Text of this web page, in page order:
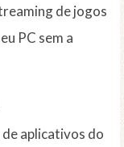
de jogos
PC sem a
aplicativos do